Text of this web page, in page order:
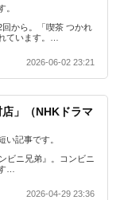
。
から。「喫茶 つかれ
ています。…
2026-06-02 23:21
店」（NHKドラマ
い記事です。
ビニ兄弟』。コンビニ
…
2026-04-29 23:36